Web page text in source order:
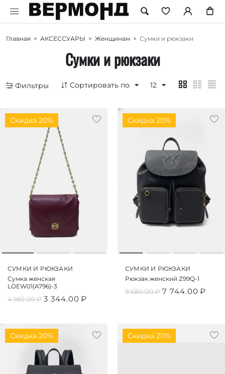
Главная > АКСЕССУАРЫ > Женщинам > Сумки и рюкзаки
Сумки и рюкзаки
Фильтры Сортировать по 12
Скидка 20%
СУМКИ И РЮКЗАКИ
Сумка женская
LOEW01(A796)-3
4 180.00₽ 3 344.00 ₽
Скидка 20%
СУМКИ И РЮКЗАКИ
Рюкзак женский Z99Q-1
9 680.00₽ 7 744.00 ₽
Скидка 20% Скидка 20%